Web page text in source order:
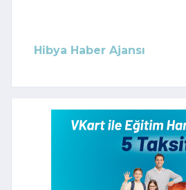
Hibya Haber Ajansı